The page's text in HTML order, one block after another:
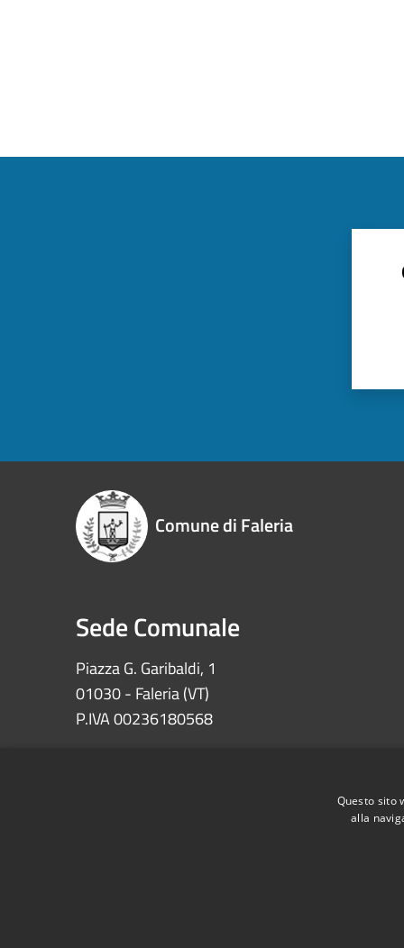
Comune di Faleria
Sede Comunale
Piazza G. Garibaldi, 1
01030 - Faleria (VT)
P.IVA 00236180568
Ccp 11639010 – Tesoreria Comune di Faleria
Questo sito
alla